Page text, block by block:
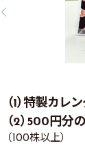
（1）特製カレ
（2）500円分
（100株以上）